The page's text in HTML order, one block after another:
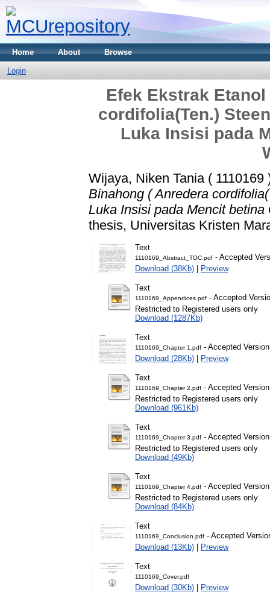
Home About Browse
Login
Efek Ekstrak
cordifolia(Ten.)
Luka Insisi pada
Wijaya, Niken Tania ( 1110169
Binahong ( Anredera
Luka Insisi pada Mencit
thesis, Universitas Kristen
Text
1110169_Abstract_TOC.pdf - Accepted
Download (38Kb) | Preview
Text
1110169_Appendices.pdf - Accepted
Restricted to Registered users only
Download (1287Kb)
Text
1110169_Chapter 1.pdf - Accepted Version
Download (28Kb) | Preview
Text
1110169_Chapter 2.pdf - Accepted Version
Restricted to Registered users only
Download (961Kb)
Text
1110169_Chapter 3.pdf - Accepted Version
Restricted to Registered users only
Download (49Kb)
Text
1110169_Chapter 4.pdf - Accepted Version
Restricted to Registered users only
Download (84Kb)
Text
1110169_Conclusion.pdf - Accepted
Download (13Kb) | Preview
Text
1110169_Cover.pdf
Download (30Kb) | Preview